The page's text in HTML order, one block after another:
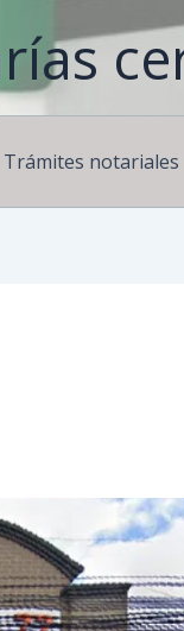
Trámites notariales